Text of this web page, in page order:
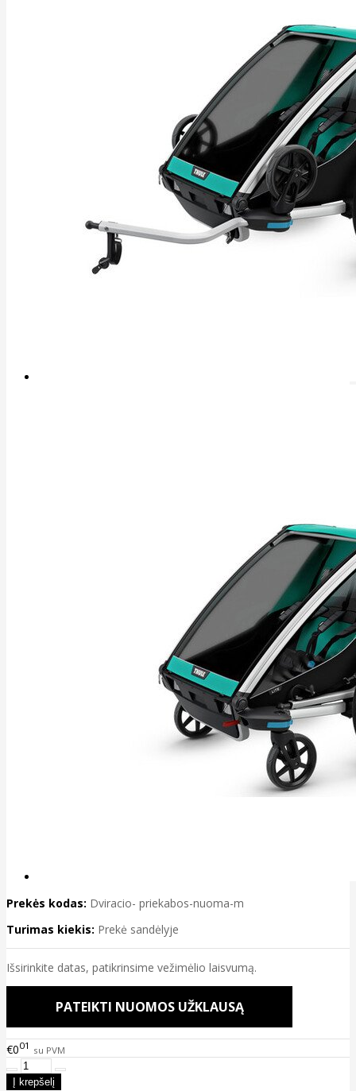
Prekės kodas: Dviracio- priekabos-nuoma-m
Turimas kiekis: Prekė sandėlyje
Išsirinkite datas, patikrinsime vežimėlio laisvumą.
PATEIKTI NUOMOS UŽKLAUSĄ
€001 su PVM